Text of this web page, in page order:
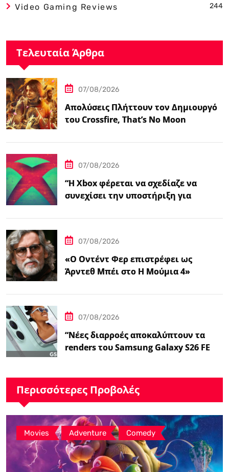
Video Gaming Reviews 244
Τελευταία Άρθρα
07/08/2026
Απολύσεις Πλήττουν τον Δημιουργό
του Crossfire, That’s No Moon
07/08/2026
“Η Xbox φέρεται να σχεδίαζε να
συνεχίσει την υποστήριξη για
‘Επαναφορά'”
07/08/2026
«Ο Οντέντ Φερ επιστρέφει ως
Άρντεθ Μπέι στο Η Μούμια 4»
07/08/2026
“Νέες διαρροές αποκαλύπτουν τα
renders του Samsung Galaxy S26 FE
Περισσότερες Προβολές
Movies , Adventure , Comedy